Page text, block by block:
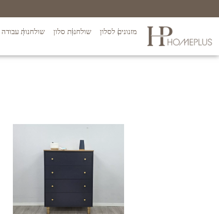
מזנונים לסלון שולחנות סלון שולחנות עבודה